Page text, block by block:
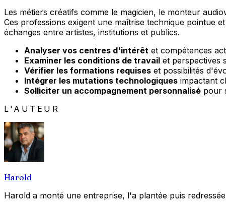
Les métiers créatifs comme le magicien, le monteur
Ces professions exigent une maîtrise technique pointue
échanges entre artistes, institutions et publics.
Analyser vos centres d'intérêt et compétences
Examiner les conditions de travail et perspectives
Vérifier les formations requises et possibilités
Intégrer les mutations technologiques impactant
Solliciter un accompagnement personnalisé pour
L'AUTEUR
Harold
Harold a monté une entreprise, l'a plantée puis